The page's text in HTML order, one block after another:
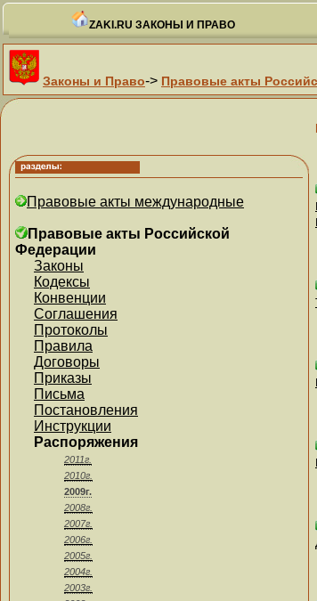
ZAKI.RU ЗАКОНЫ И ПРАВО
Законы и Право-> Правовые акты
Правовые акты международные
Правовые акты Российской
Федерации
Законы
Кодексы
Конвенции
Соглашения
Протоколы
Правила
Договоры
Приказы
Письма
Постановления
Инструкции
Распоряжения
2011г.
2010г.
2009г.
2008г.
2007г.
2006г.
2005г.
2004г.
2003г.